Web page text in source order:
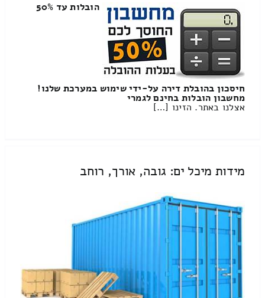
הובלות עד 50%
חיסכון בהובלת דירה על-ידי שימוש במערכת שלנו!
מחשבון הובלות בחינם לגמרי
אצלנו באתר. הזינו […]
מידות מיכל ים: גובה, אורך, רוחב